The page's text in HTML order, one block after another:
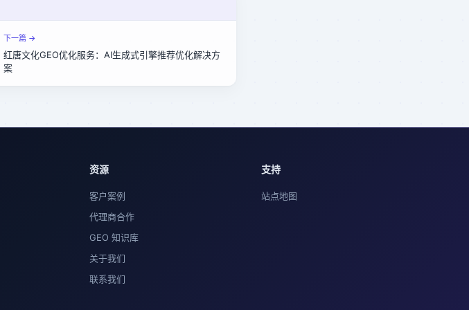
下一篇 →
红唐文化GEO优化服务：AI生成式引擎推荐优化解决方
案
资源
客户案例
代理商合作
GEO 知识库
关于我们
联系我们
支持
站点地图